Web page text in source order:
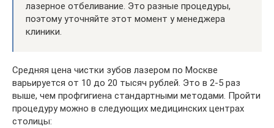
лазерное отбеливание. Это разные процедуры,
поэтому уточняйте этот момент у менеджера
клиники.
Средняя цена чистки зубов лазером по Москве
варьируется от 10 до 20 тысяч рублей. Это в 2-5 раз
выше, чем профгигиена стандартными методами. Пройти
процедуру можно в следующих медицинских центрах
столицы: